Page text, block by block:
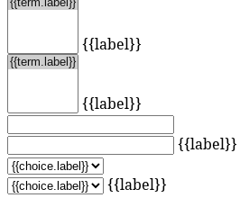
{{label}}
{{label}}
{{label}}
{{label}}